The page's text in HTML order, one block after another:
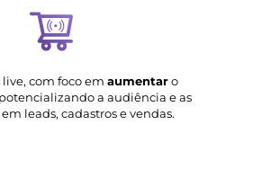
com foco em aumentaro
a audiência e as
em leads, cadastros e vendas.